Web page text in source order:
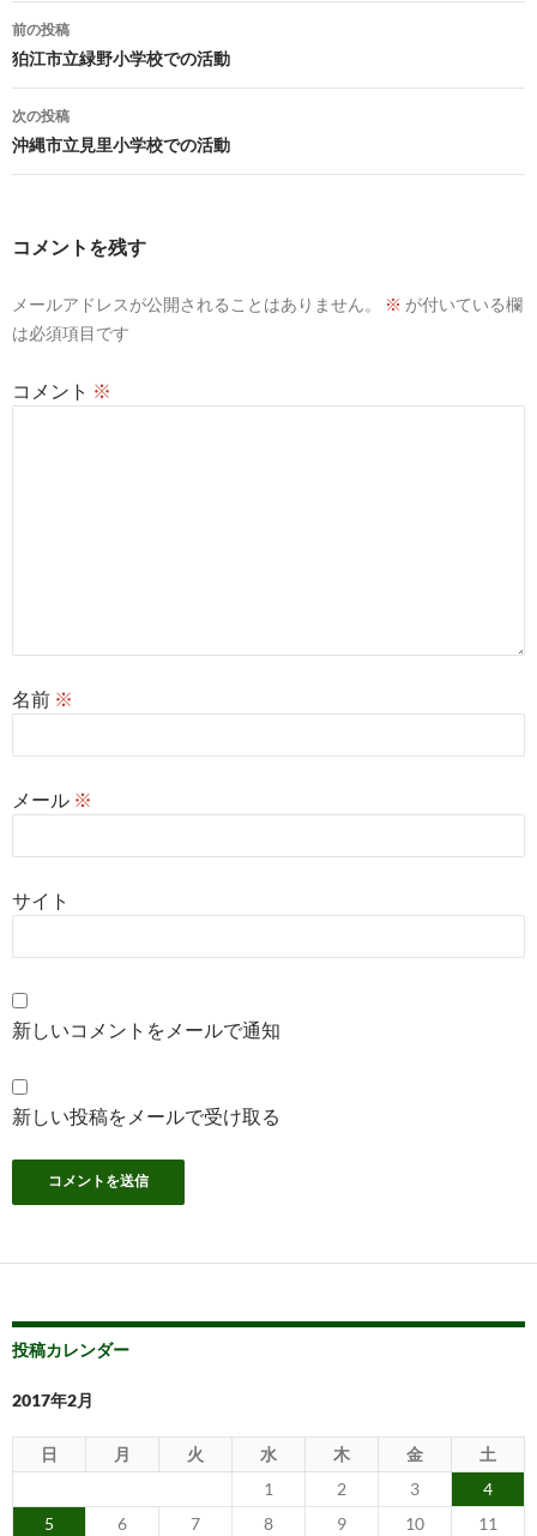
投
稿
ナ
ビ
ゲ
ョ
前の投稿
狛江市立緑野小学校での活動
次の投稿
沖縄市立見里小学校での活動
コメントを残す
メールアドレスが公開されることはありません。 ※ が付いている欄
は必須項目です
コメント ※
名前 ※
メール ※
サイト
新しいコメントをメールで通知
新しい投稿をメールで受け取る
投稿カレンダー
2017年2月
日 月 火 水 木 金
土
1
2 3
4
5
6 7 8 9 10
11